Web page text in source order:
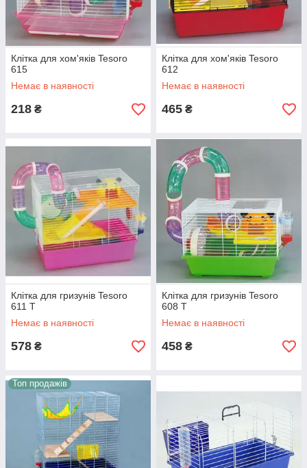
Клітка для хом'яків Tesoro
615
Немає в наявності
218 ₴
Клітка для хом'яків Tesoro
612
Немає в наявності
465 ₴
Клітка для гризунів Tesoro
611 T
Немає в наявності
578 ₴
Клітка для гризунів Tesoro
608 T
Немає в наявності
458 ₴
Топ продажів